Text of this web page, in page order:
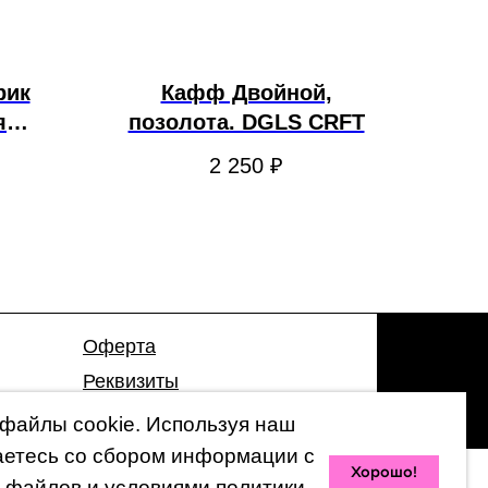
cookie. Используя наш
со сбором информации с
Хорошо!
Кафф Двойной,
позолота. DGLS CRFT
2 250 ₽
Оферта
Реквизиты
Гарантия